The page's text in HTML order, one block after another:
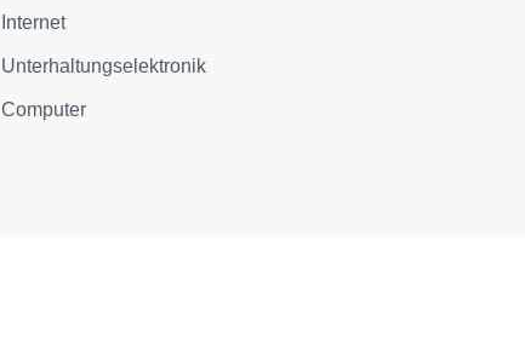
Internet
Unterhaltungselektronik
Computer